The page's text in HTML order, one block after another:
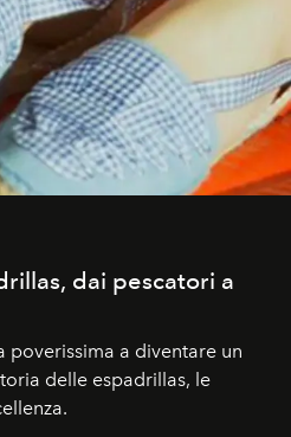
dai pescatori a
poverissima a diventare un
delle espadrillas, le